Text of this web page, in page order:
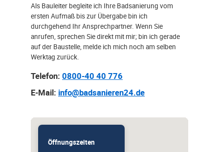
Als Bauleiter begleite ich Ihre Badsanierung vom
ersten Aufmaß bis zur Übergabe bin ich
durchgehend Ihr Ansprechpartner. Wenn Sie
anrufen, sprechen Sie direkt mit mir; bin ich gerade
auf der Baustelle, melde ich mich noch am selben
Werktag zurück.
Telefon: 0800-40 40 776
E-Mail: info@badsanieren24.de
Öffnungszeiten